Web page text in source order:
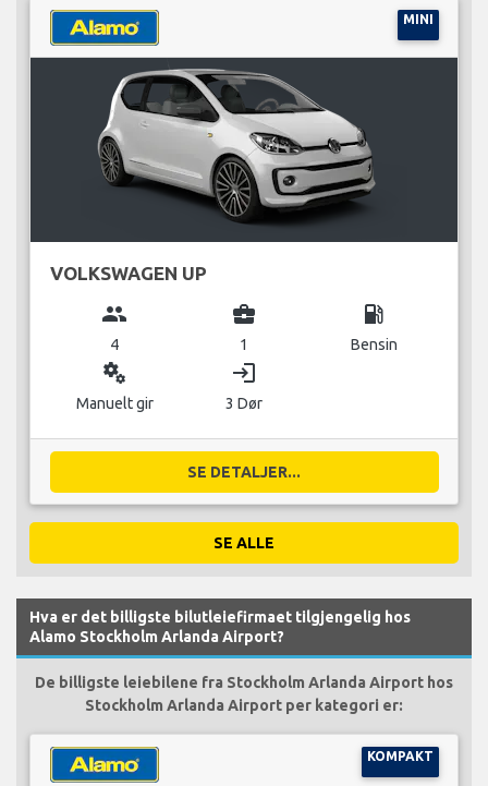
MINI
VOLKSWAGEN UP
group
4
business_center
1
local_gas_station
Bensin
miscellaneous_services
Manuelt gir
login
3 Dør
SE DETALJER...
SE ALLE
Hva er det billigste bilutleiefirmaet tilgjengelig hos
Alamo Stockholm Arlanda Airport?
De billigste leiebilene fra Stockholm Arlanda Airport hos
Stockholm Arlanda Airport per kategori er:
KOMPAKT